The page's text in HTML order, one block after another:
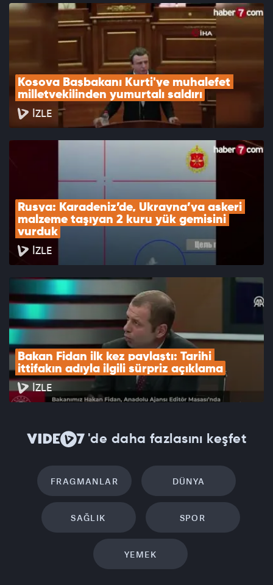
Kosova Başbakanı Kurti'ye muhalefet
milletvekilinden yumurtalı saldırı
İZLE
Rusya: Karadeniz’de, Ukrayna’ya askeri
malzeme taşıyan 2 kuru yük gemisini
vurduk
İZLE
Bakan Fidan ilk kez paylaştı: Tarihi
ittifakın adıyla ilgili sürpriz açıklama
İZLE
'de daha fazlasını keşfet
FRAGMANLAR DÜNYA
SAĞLIK SPOR
YEMEK